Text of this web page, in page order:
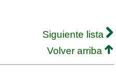
Siguiente lista
Volver arriba